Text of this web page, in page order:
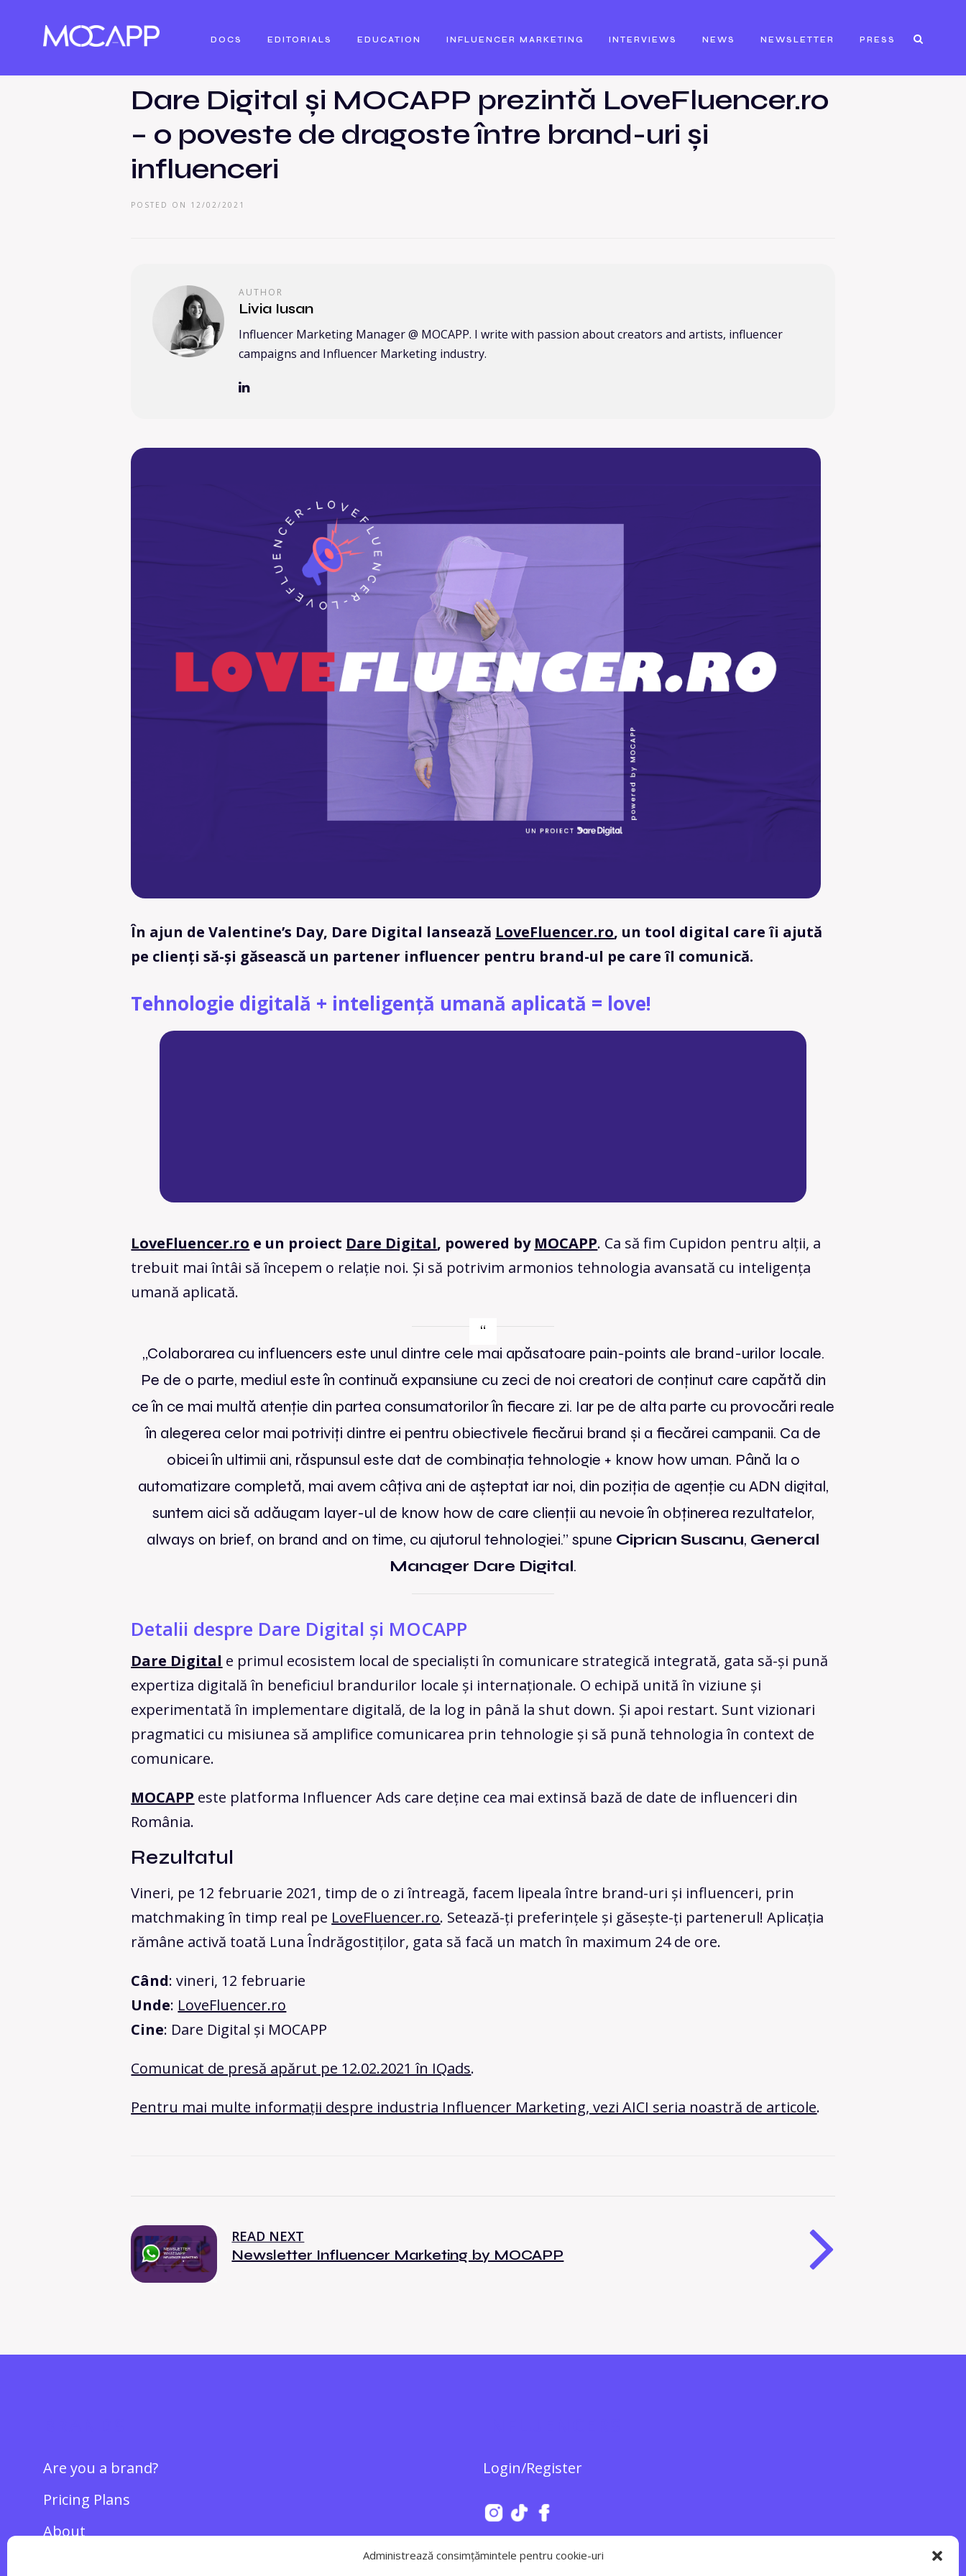
Administrează consimțămintele pentru cookie-uri
DOCS EDITORIALS EDUCATION INFLUENCER MARKETING INTERVIEWS NEWS NEWSLETTER PRESS
Dare Digital și MOCAPP prezintă LoveFluencer.ro
– o poveste de dragoste între brand-uri și
influenceri
POSTED ON 12/02/2021
AUTHOR
Livia Iusan
Influencer Marketing Manager @ MOCAPP. I write with passion about creators and artists, influencer
campaigns and Influencer Marketing industry.
În ajun de Valentine’s Day, Dare Digital lansează LoveFluencer.ro, un tool digital care îi ajută
pe clienți să-și găsească un partener influencer pentru brand-ul pe care îl comunică.
Tehnologie digitală + inteligență umană aplicată = love!
LoveFluencer.ro e un proiect Dare Digital, powered by MOCAPP. Ca să fim Cupidon pentru alții, a
trebuit mai întâi să începem o relație noi. Și să potrivim armonios tehnologia avansată cu inteligența
umană aplicată.
„Colaborarea cu influencers este unul dintre cele mai apăsatoare pain-points ale brand-urilor locale.
Pe de o parte, mediul este în continuă expansiune cu zeci de noi creatori de conținut care capătă din
ce în ce mai multă atenție din partea consumatorilor în fiecare zi. Iar pe de alta parte cu provocări reale
în alegerea celor mai potriviți dintre ei pentru obiectivele fiecărui brand și a fiecărei campanii. Ca de
obicei în ultimii ani, răspunsul este dat de combinația tehnologie + know how uman. Până la o
automatizare completă, mai avem câțiva ani de așteptat iar noi, din poziția de agenție cu ADN digital,
suntem aici să adăugam layer-ul de know how de care clienții au nevoie în obținerea rezultatelor,
always on brief, on brand and on time, cu ajutorul tehnologiei.” spune Ciprian Susanu, General
Manager Dare Digital.
Detalii despre Dare Digital și MOCAPP
Dare Digital e primul ecosistem local de specialiști în comunicare strategică integrată, gata să-și pună
expertiza digitală în beneficiul brandurilor locale și internaționale. O echipă unită în viziune și
experimentată în implementare digitală, de la log in până la shut down. Și apoi restart. Sunt vizionari
pragmatici cu misiunea să amplifice comunicarea prin tehnologie și să pună tehnologia în context de
comunicare.
MOCAPP este platforma Influencer Ads care deține cea mai extinsă bază de date de influenceri din
România.
Rezultatul
Vineri, pe 12 februarie 2021, timp de o zi întreagă, facem lipeala între brand-uri și influenceri, prin
matchmaking în timp real pe LoveFluencer.ro. Setează-ți preferințele și găsește-ți partenerul! Aplicația
rămâne activă toată Luna Îndrăgostiților, gata să facă un match în maximum 24 de ore.
Când: vineri, 12 februarie
Unde: LoveFluencer.ro
Cine: Dare Digital și MOCAPP
Comunicat de presă apărut pe 12.02.2021 în IQads.
Pentru mai multe informații despre industria Influencer Marketing, vezi AICI seria noastră de articole.
READ NEXT
Newsletter Influencer Marketing by MOCAPP
Are you a brand?
Pricing Plans
About
Login/Register